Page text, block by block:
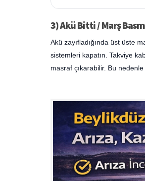
3) Akü Bitti / Marş
Akü zayıfladığında üst üste
sistemleri kapatın. Takviye
masraf çıkarabilir. Bu